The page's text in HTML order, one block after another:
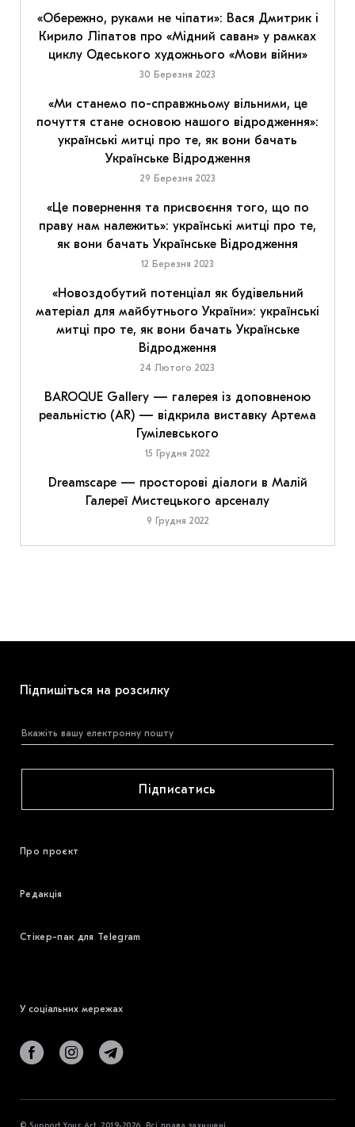
«Обережно, руками не чіпати»: Вася Дмитрик і
Кирило Ліпатов про «Мідний саван» у рамках
циклу Одеського художнього «Мови війни»
30 Березня 2023
«Ми станемо по-справжньому вільними, це
почуття стане основою нашого відродження»:
українські митці про те, як вони бачать
Українське Відродження
29 Березня 2023
«Це повернення та присвоєння того, що по
праву нам належить»: українські митці про те,
як вони бачать Українське Відродження
12 Березня 2023
«Новоздобутий потенціал як будівельний
матеріал для майбутнього України»: українські
митці про те, як вони бачать Українське
Відродження
24 Лютого 2023
BAROQUE Gallery — галерея із доповненою
реальністю (AR) — відкрила виставку Артема
Гумілевського
15 Грудня 2022
Dreamscape — просторові діалоги в Малій
Галереї Мистецького арсеналу
9 Грудня 2022
Підпишіться на розсилку
Підписатись
Про проєкт
Редакція
Стікер-пак для Telegram
У соціальних мережах